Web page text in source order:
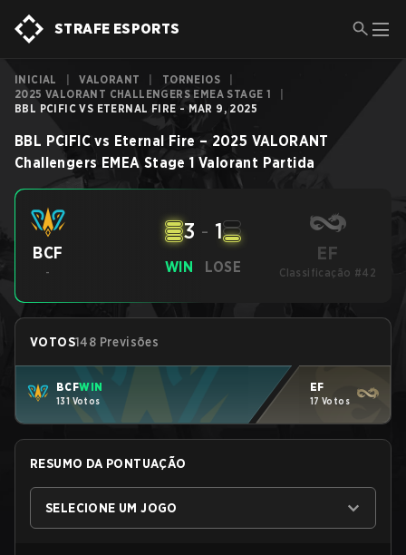
STRAFE ESPORTS
INICIAL VALORANT TORNEIOS
2025 VALORANT CHALLENGERS EMEA STAGE 1
BBL PCIFIC VS ETERNAL FIRE - MAR 9, 2025
BBL PCIFIC vs Eternal Fire – 2025 VALORANT
Challengers EMEA Stage 1 Valorant Partida
BCF
- WIN
3 - 1
LOSE
EF
Classificação #42
VOTOS148 Previsões
BCFWIN
131 Votos
EF
17 Votos
RESUMO DA PONTUAÇÃO
SELECIONE UM JOGO